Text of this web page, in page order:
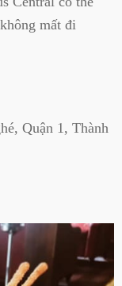
mất đi
Quận 1, Thành